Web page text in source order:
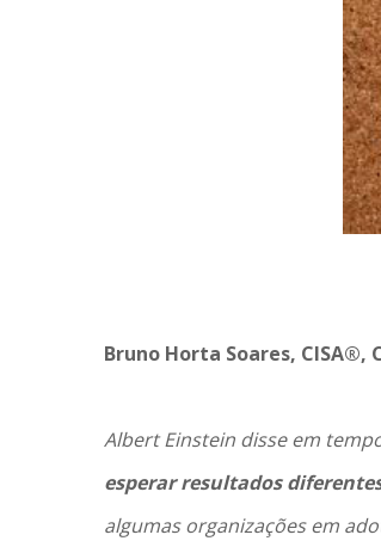
Bruno Horta Soares, CISA®,
Albert Einstein disse em
esperar resultados
algumas organizações em